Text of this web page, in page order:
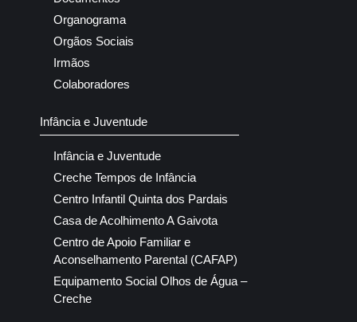
Organograma
Orgãos Sociais
Irmãos
Colaboradores
Infância e Juventude
Infância e Juventude
Creche Tempos de Infância
Centro Infantil Quinta dos Pardais
Casa de Acolhimento A Gaivota
Centro de Apoio Familiar e
Aconselhamento Parental (CAFAP)
Equipamento Social Olhos de Água –
Creche